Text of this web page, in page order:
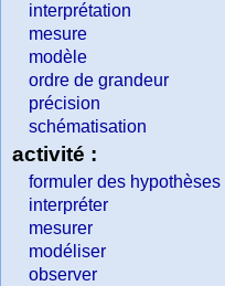
interprétation
mesure
modèle
ordre de grandeur
précision
schématisation
activité :
formuler des hypothèses
interpréter
mesurer
modéliser
observer